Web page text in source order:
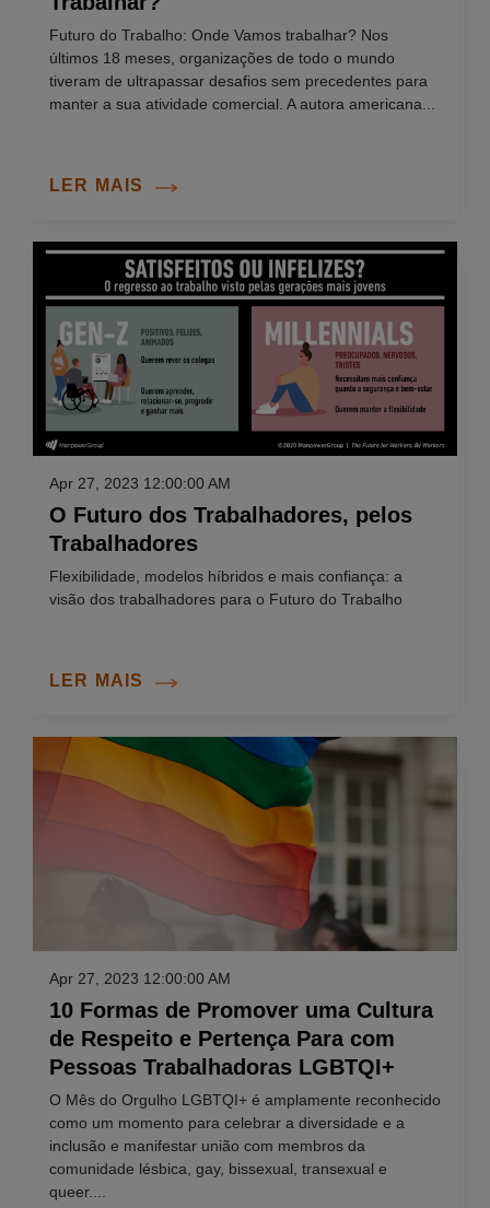
Futuro do Trabalho: Onde Vamos trabalhar? Nos
últimos 18 meses, organizações de todo o mundo
tiveram de ultrapassar desafios sem precedentes para
manter a sua atividade comercial. A autora americana...
LER MAIS
Apr 27, 2023 12:00:00 AM
O Futuro dos Trabalhadores, pelos
Trabalhadores
Flexibilidade, modelos híbridos e mais confiança: a
visão dos trabalhadores para o Futuro do Trabalho
LER MAIS
Apr 27, 2023 12:00:00 AM
10 Formas de Promover uma Cultura
de Respeito e Pertença Para com
Pessoas Trabalhadoras LGBTQI+
O Mês do Orgulho LGBTQI+ é amplamente reconhecido
como um momento para celebrar a diversidade e a
inclusão e manifestar união com membros da
comunidade lésbica, gay, bissexual, transexual e
queer....